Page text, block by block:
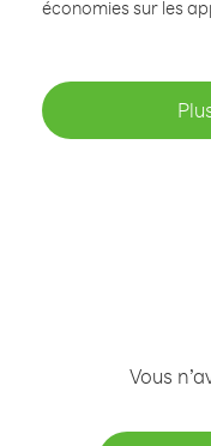
économies sur les
Vous